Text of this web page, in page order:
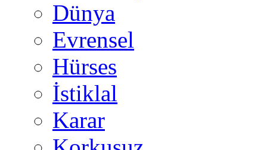
Dünya
Evrensel
Hürses
İstiklal
Karar